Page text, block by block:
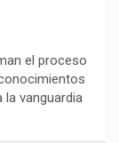
el proceso
la vanguardia